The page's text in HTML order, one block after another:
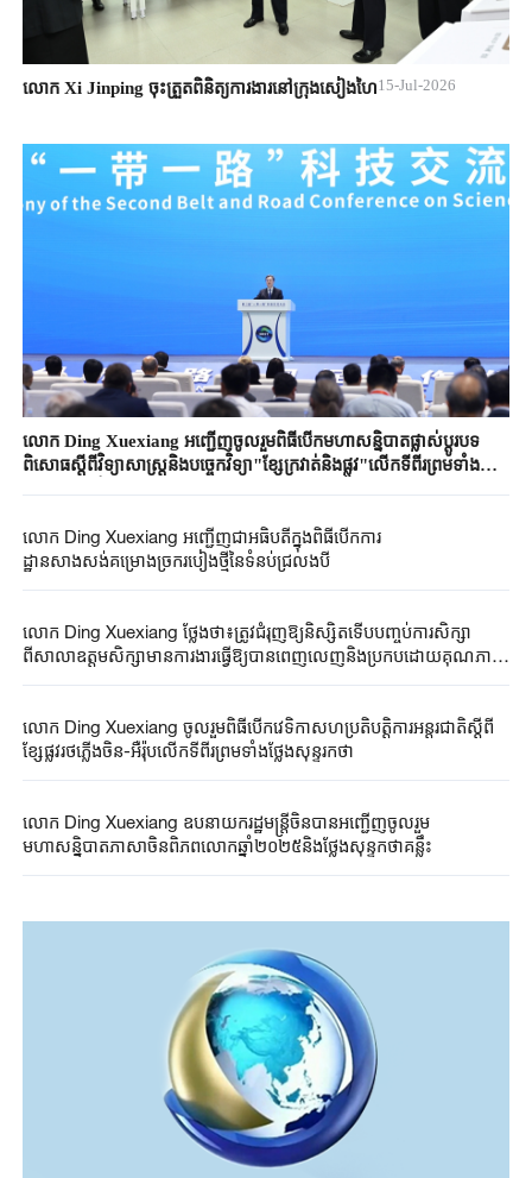
លោក Xi Jinping ចុះត្រួតពិនិត្យការងារនៅក្រុងសៀងហៃ15-Jul-2026
លោក Ding Xuexiang អញ្ជើញចូលរួមពិធីបើកមហាសន្និបាតផ្លាស់ប្តូរបទ
ពិសោធស្តីពីវិទ្យាសាស្ត្រនិងបច្ចេកវិទ្យា"ខ្សែក្រវាត់និងផ្លូវ"លើកទីពីរព្រមទាំងថ្លែង
លោក Ding Xuexiang អញ្ជើញជាអធិបតីក្នុងពិធីបើកការ
ដ្ឋានសាងសង់គម្រោងច្រករបៀងថ្មីនៃទំនប់ជ្រលងបី
លោក Ding Xuexiang ថ្លែងថា៖ត្រូវជំរុញឱ្យនិស្សិតទើបបញ្ចប់ការសិក្សា
ពីសាលាឧត្តមសិក្សាមានការងារធ្វើឱ្យបានពេញលេញនិងប្រកបដោយគុណភាព
លោក Ding Xuexiang ចូលរួមពិធីបើកវេទិកាសហប្រតិបត្តិការអន្តរជាតិស្តីពី
ខ្សែផ្លូវរថភ្លើងចិន-អឺរ៉ុបលើកទីពីរព្រមទាំងថ្លែងសុន្ទរកថា
លោក Ding Xuexiang ឧបនាយករដ្ឋមន្ត្រីចិនបានអញ្ជើញចូលរួម
មហាសន្និបាតភាសាចិនពិភពលោកឆ្នាំ២០២៥និងថ្លែងសុន្ទកថាគន្លឹះ